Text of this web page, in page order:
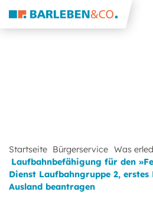
Startseite Bürgerservice Was
Laufbahnbefähigung für den
Dienst Laufbahngruppe 2, erstes
Ausland beantragen